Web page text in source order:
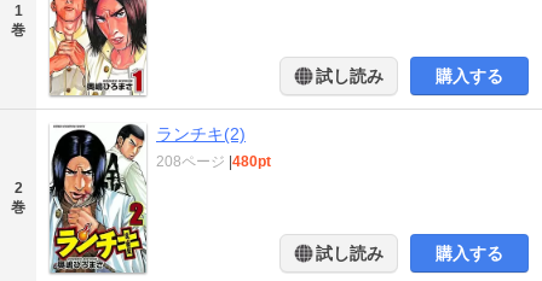
1
巻
試し読み 購入する
2
巻
ランチキ(2)
208ページ 480pt
試し読み 購入する